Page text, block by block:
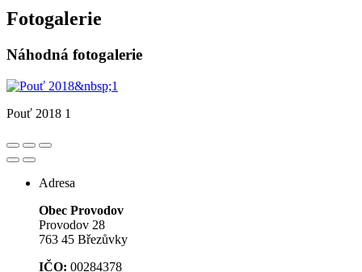
Fotogalerie
Náhodná fotogalerie
Pouť 2018 1
Adresa
Obec Provodov
Provodov 28
763 45 Březůvky
IČO: 00284378